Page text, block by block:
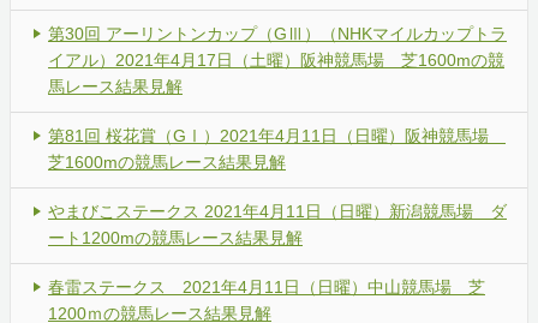
第30回 アーリントンカップ（GⅢ）（NHKマイルカップトラ
イアル）2021年4月17日（土曜）阪神競馬場 芝1600mの競
馬レース結果見解
第81回 桜花賞（GⅠ）2021年4月11日（日曜）阪神競馬場
芝1600mの競馬レース結果見解
やまびこステークス 2021年4月11日（日曜）新潟競馬場 ダ
ート1200mの競馬レース結果見解
春雷ステークス 2021年4月11日（日曜）中山競馬場 芝
1200ｍの競馬レース結果見解